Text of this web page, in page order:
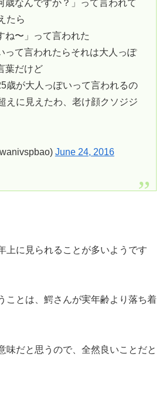
歳なんですか？」って言われて
たら
ね〜」って言われた
って言われたらそれは大人っぽ
葉だけど
歳が大人っぽいって言われるの
えに見えたわ、老け顔クソジジ
June 24, 2016
上に見られることが多いようです
ことは、鰐さんが実年齢より落ち着
味だと思うので、全然良いことだと